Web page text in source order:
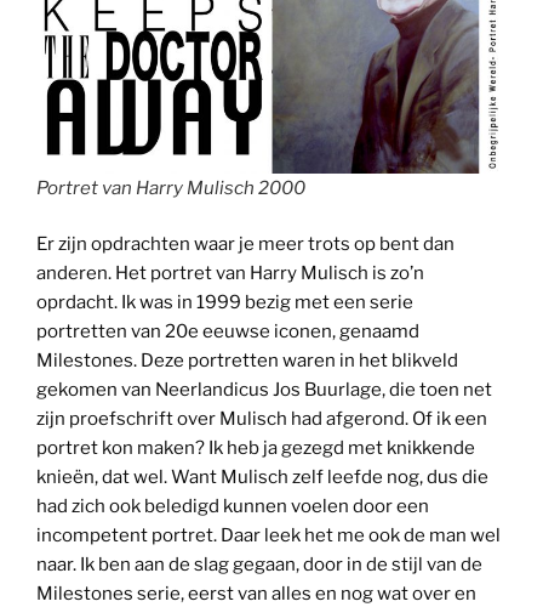
Portret van Harry Mulisch 2000
Er zijn opdrachten waar je meer trots op bent dan
anderen. Het portret van Harry Mulisch is zo’n
oprdacht. Ik was in 1999 bezig met een serie
portretten van 20e eeuwse iconen, genaamd
Milestones. Deze portretten waren in het blikveld
gekomen van Neerlandicus Jos Buurlage, die toen net
zijn proefschrift over Mulisch had afgerond. Of ik een
portret kon maken? Ik heb ja gezegd met knikkende
knieën, dat wel. Want Mulisch zelf leefde nog, dus die
had zich ook beledigd kunnen voelen door een
incompetent portret. Daar leek het me ook de man wel
naar. Ik ben aan de slag gegaan, door in de stijl van de
Milestones serie, eerst van alles en nog wat over en